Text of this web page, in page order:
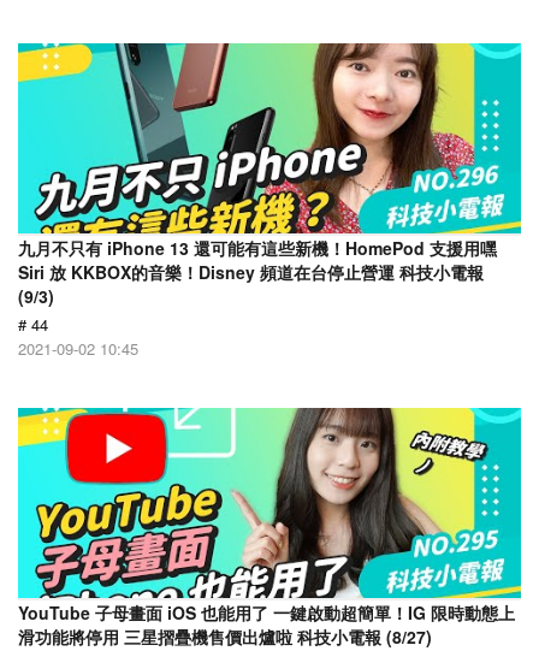
九月不只有 iPhone 13 還可能有這些新機！HomePod 支援用嘿
Siri 放 KKBOX的音樂！Disney 頻道在台停止營運 科技小電報
(9/3)
# 44
2021-09-02 10:45
YouTube 子母畫面 iOS 也能用了 一鍵啟動超簡單！IG 限時動態上
滑功能將停用 三星摺疊機售價出爐啦 科技小電報 (8/27)